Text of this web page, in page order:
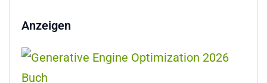
Anzeigen